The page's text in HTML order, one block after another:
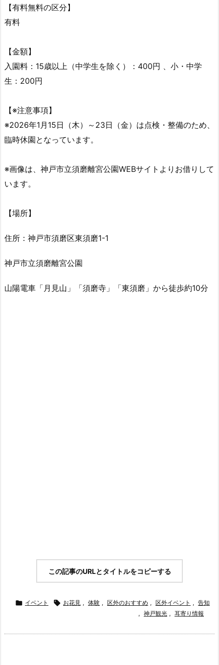
【有料無料の区分】
有料
【金額】
入園料：15歳以上（中学生を除く）：400円 、小・中学
生：200円
【※注意事項】
※2026年1月15日（木）～23日（金）は点検・整備のため、
臨時休園となっています。
※画像は、神戸市立須磨離宮公園WEBサイトよりお借りして
います。
【場所】
住所：神戸市須磨区東須磨1-1
神戸市立須磨離宮公園
山陽電車「月見山」「須磨寺」「東須磨」から徒歩約10分
この記事のURLとタイトルをコピーする
 イベント  お花見 , 体験 , 区外のおすすめ , 区外イベント , 告知
, 神戸観光 , 耳寄り情報